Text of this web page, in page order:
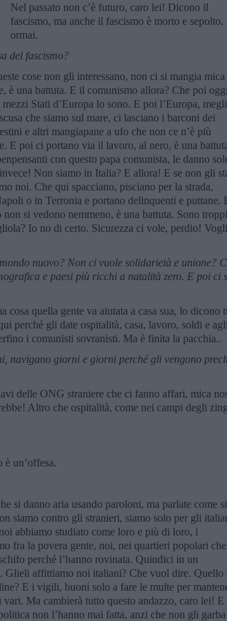
Nel passato non c’è futuro, caro lei! Dicono il
fascismo, ma anche il fascismo è morto e sepolto,
ormai.
del fascismo?
cose non gli interessano, non ci si mangia mica
è una battuta. E il comunismo allora? Che poi
Stati d’Europa lo sono. E poi l’Europa,
che siamo sul mare, ci lasciano i barconi dei
e altri mangiapane a ufo che non ce n’è più
E poi ci portano via il lavoro, al nero, è una
con questo papa comunista, le danno
Non siamo in Italia? E allora! E se non gli
noi. Che qui spacciano, pisciano per la strada,
o in Terronia e portano delinquenti e puttane.
si vedono nemmeno, è una battuta. Sono
Io no di certo. Sicurezza ci vole, perdio!
nuovo? Non ci vuole solidarietà e unione?
e paesi più ricchi a natalità zero. E poi ci
quella gente va aiutata a casa sua, lo dicono
perché gli date ospitalità, casa, lavoro, soldi e agli
i comunisti sovranisti. Ma è finita la pacchia..
navigano giorni e giorni perchégli vengono
delle ONG straniere che ci fanno affari, mica
Altro che ospitalità, come nei campi degli
un’offesa.
si danno aria usando paroloni, ma parlate come si
siamo contro gli stranieri, siamo solo per gli
abbiamo studiato come loro e più di loro, i
fra la povera gente, noi, nei quartieri popolari che
perché l’hanno rovinata. Quindici in un
Glieli affittiamo noi italiani? Che vuol dire. Quello
E i vigili, buoni solo a fare le multe per
Ma cambierà tutto questo andazzo, caro lei! E
non l’hanno mai fatta, anzi che non gli garba